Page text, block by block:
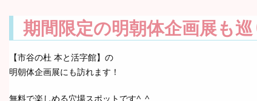
期間限定の明朝体企画展も
【市谷の杜 本と活字館】の
明朝体企画展にも訪れます！
無料で楽しめる穴場スポットです^_^